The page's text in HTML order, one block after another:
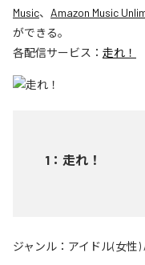
Music、 Amazon Music
ができる。
各配信サービス： 走れ！
1 ： 走れ！
ジャンル： アイドル(女性)